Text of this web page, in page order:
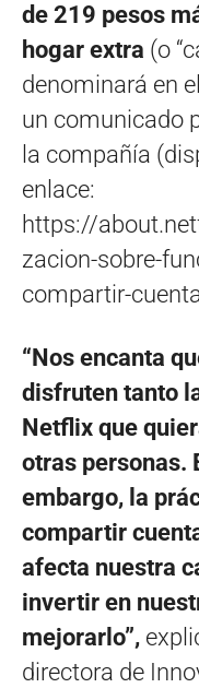
de 219 pesos
hogar extra (o
denominará en
un comunicado
la compañía
enlace:
https://
zacion-sobre-
compartir-
“Nos encanta
disfruten tanto
Netflix que
otras personas.
embargo, la
compartir
afecta nuestra
invertir en
mejorarlo”,
directora de